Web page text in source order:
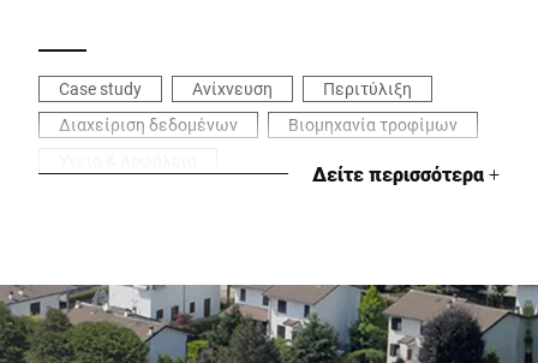
Case study Ανίχνευση
Περιτύλιξη
Διαχείριση δεδομένων
Βιομηχανία τροφίμων
Δείτε περισσότερα+